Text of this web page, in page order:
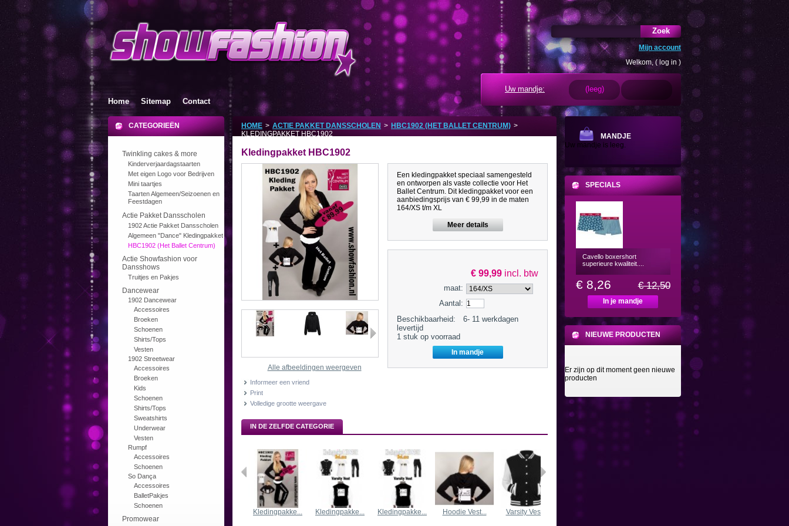
Zoek
Home Sitemap Contact
Mijn account
Welkom, ( log in )
Uw mandje: (leeg)
CATEGORIEËN
Twinkling cakes & more
Kinderverjaardagstaarten
Met eigen Logo voor Bedrijven
Mini taartjes
Taarten Algemeen/Seizoenen en
Feestdagen
Actie Pakket Dansscholen
1902 Actie Pakket Dansscholen
Algemeen "Dance" Kledingpakket
HBC1902 (Het Ballet Centrum)
Actie Showfashion voor
Dansshows
Truitjes en Pakjes
Dancewear
1902 Dancewear
Accessoires
Broeken
Schoenen
Shirts/Tops
Vesten
1902 Streetwear
Accessoires
Broeken
Kids
Schoenen
Shirts/Tops
Sweatshirts
Underwear
Vesten
Rumpf
Accessoires
Schoenen
So Dança
Accessoires
BalletPakjes
Schoenen
Promowear
HOME > ACTIE PAKKET DANSSCHOLEN > HBC1902 (HET BALLET CENTRUM) >
KLEDINGPAKKET HBC1902
Kledingpakket HBC1902
Alle afbeeldingen weergeven
Informeer een vriend
Print
Volledige grootte weergave
Een kledingpakket speciaal samengesteld
en ontworpen als vaste collectie voor Het
Ballet Centrum. Dit kledingpakket voor een
aanbiedingsprijs van € 99,99 in de maten
164/XS t/m XL
Meer details
€ 99,99 incl. btw
maat:
Aantal:
Beschikbaarheid:
6- 11 werkdagen
levertijd
1 stuk op voorraad
IN DE ZELFDE CATEGORIE
Kledingpakke... Kledingpakke... Kledingpakke... Hoodie Vest... Varsity Vest...
MANDJE
Uw mandje is leeg.
SPECIALS
Cavello boxershort
superieure kwaliteit....
€ 8,26 € 12,50
In je mandje
NIEUWE PRODUCTEN
Er zijn op dit moment geen nieuwe
producten